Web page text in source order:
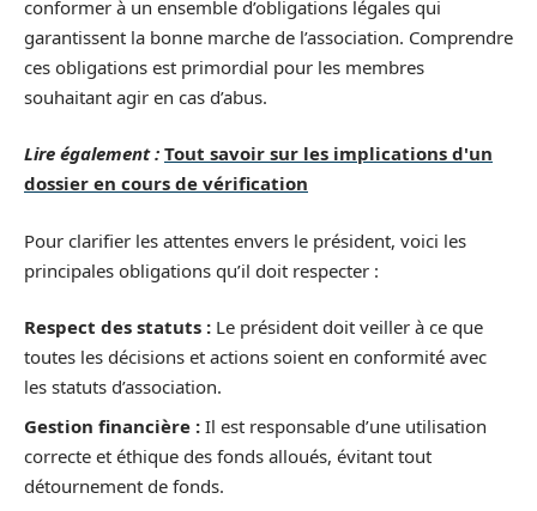
conformer à un ensemble d’obligations légales qui
garantissent la bonne marche de l’association. Comprendre
ces obligations est primordial pour les membres
souhaitant agir en cas d’abus.
Lire également : Tout savoir sur les implications d'un
dossier en cours de vérification
Pour clarifier les attentes envers le président, voici les
principales obligations qu’il doit respecter :
Respect des statuts : Le président doit veiller à ce que
toutes les décisions et actions soient en conformité avec
les statuts d’association.
Gestion financière : Il est responsable d’une utilisation
correcte et éthique des fonds alloués, évitant tout
détournement de fonds.